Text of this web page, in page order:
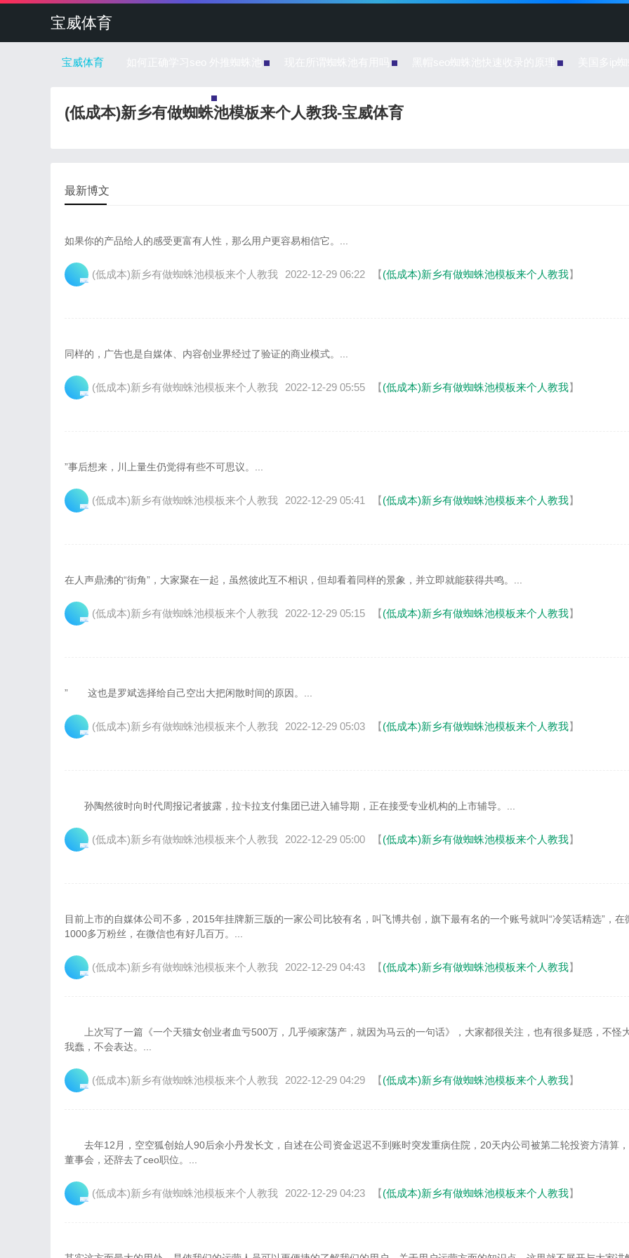
宝威体育
宝威体育
(低成本)新乡有做蜘蛛池模板来个人教我-宝威体育
最新博文
如果你的产品给人的感受更富有人性，那么用户更容易相信它。...
(低成本)新乡有做蜘蛛池模板来个人教我 2022-12-29 06:22 【(低成本)新乡有做蜘蛛池模板来个人教我】
同样的，广告也是自媒体、内容创业界经过了验证的商业模式。...
(低成本)新乡有做蜘蛛池模板来个人教我 2022-12-29 05:55 【(低成本)新乡有做蜘蛛池模板来个人教我】
”事后想来，川上量生仍觉得有些不可思议。...
(低成本)新乡有做蜘蛛池模板来个人教我 2022-12-29 05:41 【(低成本)新乡有做蜘蛛池模板来个人教我】
在人声鼎沸的“街角”，大家聚在一起，虽然彼此互不相识，但却看着同样的景象，并立即就能获得共鸣。...
(低成本)新乡有做蜘蛛池模板来个人教我 2022-12-29 05:15 【(低成本)新乡有做蜘蛛池模板来个人教我】
” 这也是罗斌选择给自己空出大把闲散时间的原因。...
(低成本)新乡有做蜘蛛池模板来个人教我 2022-12-29 05:03 【(低成本)新乡有做蜘蛛池模板来个人教我】
孙陶然彼时向时代周报记者披露，拉卡拉支付集团已进入辅导期，正在接受专业机构的上市辅导。...
(低成本)新乡有做蜘蛛池模板来个人教我 2022-12-29 05:00 【(低成本)新乡有做蜘蛛池模板来个人教我】
目前上市的自媒体公司不多，2015年挂牌新三版的一家公司比较有名，叫飞博共创，旗下最有名的一个账号就叫“冷笑话精选”，在
1000多万粉丝，在微信也有好几百万。...
(低成本)新乡有做蜘蛛池模板来个人教我 2022-12-29 04:43 【(低成本)新乡有做蜘蛛池模板来个人教我】
上次写了一篇《一个天猫女创业者血亏500万，几乎倾家荡产，就因为马云的一句话》，大家都很关注，也有很多疑惑，不怪
我蠢，不会表达。...
(低成本)新乡有做蜘蛛池模板来个人教我 2022-12-29 04:29 【(低成本)新乡有做蜘蛛池模板来个人教我】
去年12月，空空狐创始人90后余小丹发长文，自述在公司资金迟迟不到账时突发重病住院，20天内公司被第二轮投资方清算
董事会，还辞去了ceo职位。...
(低成本)新乡有做蜘蛛池模板来个人教我 2022-12-29 04:23 【(低成本)新乡有做蜘蛛池模板来个人教我】